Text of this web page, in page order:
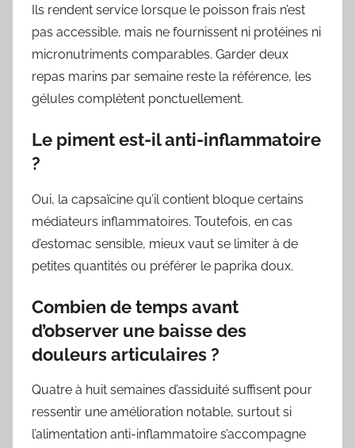
Ils rendent service lorsque le poisson frais n’est
pas accessible, mais ne fournissent ni protéines ni
micronutriments comparables. Garder deux
repas marins par semaine reste la référence, les
gélules complètent ponctuellement.
Le piment est-il anti-inflammatoire
?
Oui, la capsaïcine qu’il contient bloque certains
médiateurs inflammatoires. Toutefois, en cas
d’estomac sensible, mieux vaut se limiter à de
petites quantités ou préférer le paprika doux.
Combien de temps avant
d’observer une baisse des
douleurs articulaires ?
Quatre à huit semaines d’assiduité suffisent pour
ressentir une amélioration notable, surtout si
l’alimentation anti-inflammatoire s’accompagne